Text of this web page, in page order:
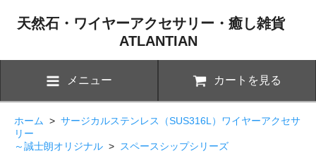
天然石・ワイヤーアクセサリー・癒し雑貨
ATLANTIAN
メニュー カートを見る
ホーム > サージカルステンレス（SUS316L）ワイヤーアクセサ
リー
～誠士朗オリジナル > スペースシップシリーズ